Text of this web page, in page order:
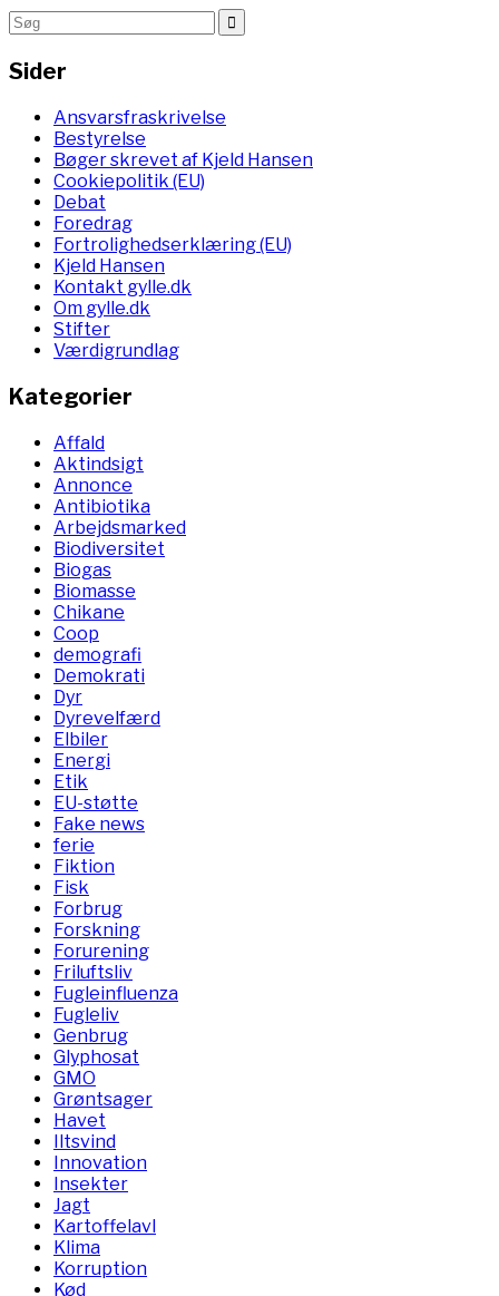
Sider
Ansvarsfraskrivelse
Bestyrelse
Bøger skrevet af Kjeld Hansen
Cookiepolitik (EU)
Debat
Foredrag
Fortrolighedserklæring (EU)
Kjeld Hansen
Kontakt gylle.dk
Om gylle.dk
Stifter
Værdigrundlag
Kategorier
Affald
Aktindsigt
Annonce
Antibiotika
Arbejdsmarked
Biodiversitet
Biogas
Biomasse
Chikane
Coop
demografi
Demokrati
Dyr
Dyrevelfærd
Elbiler
Energi
Etik
EU-støtte
Fake news
ferie
Fiktion
Fisk
Forbrug
Forskning
Forurening
Friluftsliv
Fugleinfluenza
Fugleliv
Genbrug
Glyphosat
GMO
Grøntsager
Havet
Iltsvind
Innovation
Insekter
Jagt
Kartoffelavl
Klima
Korruption
Kød